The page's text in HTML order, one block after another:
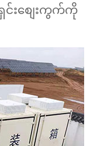
င်းစျေးကွက်ကို